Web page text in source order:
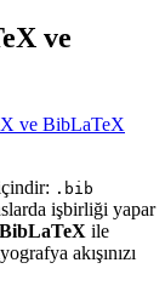
ve
ve BibLaTeX
.bib
işbirliği yapar
BibLaTeX ile
akışınızı